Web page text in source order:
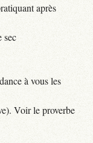
après
sec
à vous les
Voir le proverbe